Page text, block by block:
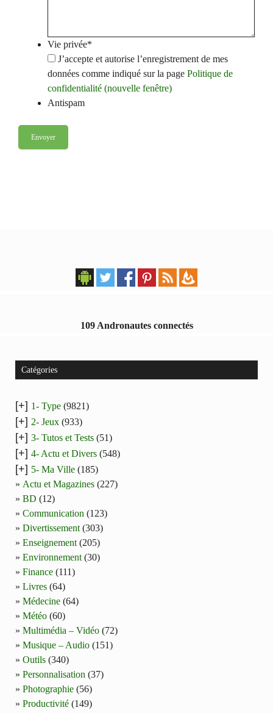
Vie privée*
J’accepte et autorise l’enregistrement de mes
données comme indiqué sur la page Politique de
confidentialité (nouvelle fenêtre)
Antispam
109 Andronautes connectés
Catégories
[+] 1- Type (9821)
[+] 2- Jeux (933)
[+] 3- Tutos et Tests (51)
[+] 4- Actu et Divers (548)
[+] 5- Ma Ville (185)
Actu et Magazines (227)
BD (12)
Communication (123)
Divertissement (303)
Enseignement (205)
Environnement (30)
Finance (111)
Livres (64)
Médecine (64)
Météo (60)
Multimédia – Vidéo (72)
Musique – Audio (151)
Outils (340)
Personnalisation (37)
Photographie (56)
Productivité (149)